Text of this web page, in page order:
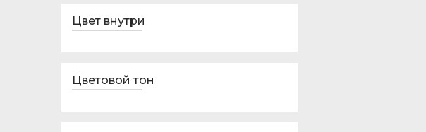
Цвет внутри
Цветовой тон